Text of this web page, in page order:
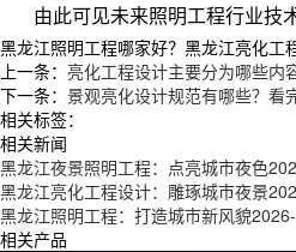
由此可见未来照明工程行业技
黑龙江照明工程哪家好？黑龙江亮化
上一条： 亮化工程设计主要分为哪些内
下一条： 景观亮化设计规范有哪些？看
相关标签：
相关新闻
黑龙江夜景照明工程：点亮城市夜色
黑龙江亮化工程设计：雕琢城市夜景
黑龙江照明工程：打造城市新风貌
相关产品